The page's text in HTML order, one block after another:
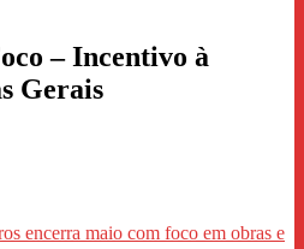
– Incentivo à
Gerais
encerra maio com foco em obras e